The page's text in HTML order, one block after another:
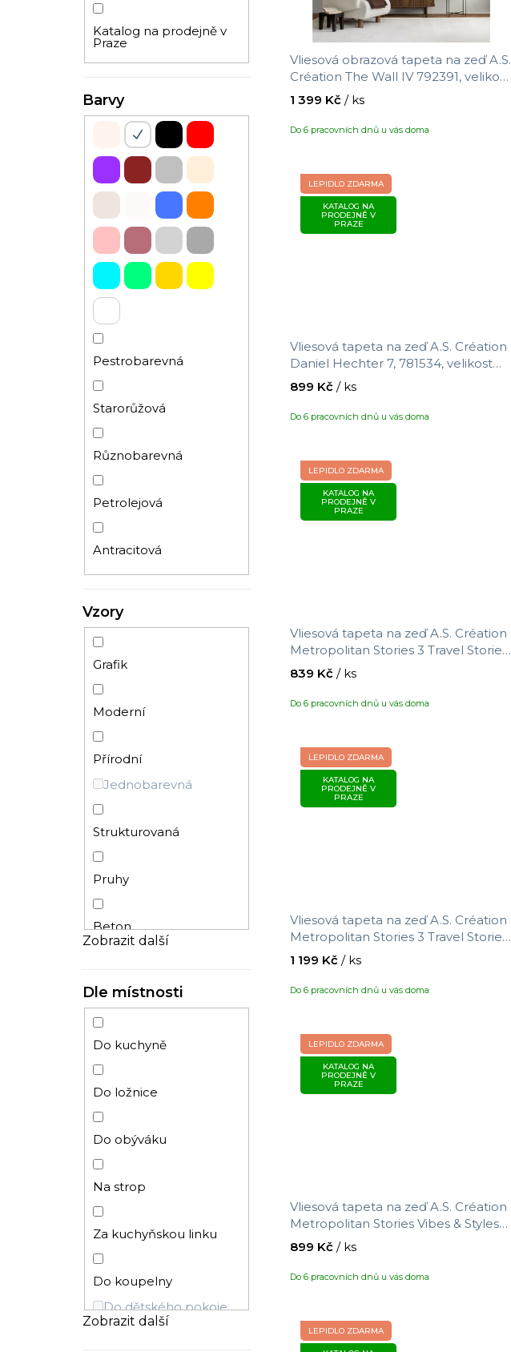
Katalog na prodejně v
Praze
Barvy
Pestrobarevná
Starorůžová
Různobarevná
Petrolejová
Antracitová
Vzory
Grafik
Moderní
Přírodní
Jednobarevná
Strukturovaná
Pruhy
Beton
3D
Dětský
Dřevo
Geometrický
Kruhy
Retro
Venkovské
Lidská postava
Zobrazit další
Dle místnosti
Do kuchyně
Do ložnice
Do obýváku
Na strop
Za kuchyňskou linku
Do koupelny
Do dětského pokoje
Zobrazit další
o
d
u
Vliesová obrazová tapeta na zeď A.S.
Création The Wall IV 792391, velikost
0,53 x 8,8 m
Do 6 pracovních dnů u vás doma
1 399 Kč / ks
LEPIDLO ZDARMA
KATALOG NA
PRODEJNĚ V
PRAZE
Vliesová tapeta na zeď A.S. Création
Daniel Hechter 7, 781534, velikost
10,05 x 0,53 m
Do 6 pracovních dnů u vás doma
899 Kč / ks
LEPIDLO ZDARMA
KATALOG NA
PRODEJNĚ V
PRAZE
Vliesová tapeta na zeď A.S. Création
Metropolitan Stories 3 Travel Stories
391055, velikost 10,05 x 0,53 m
Do 6 pracovních dnů u vás doma
839 Kč / ks
LEPIDLO ZDARMA
KATALOG NA
PRODEJNĚ V
PRAZE
Vliesová tapeta na zeď A.S. Création
Metropolitan Stories 3 Travel Stories
391782, velikost 2,8 x 1,59 m
Do 6 pracovních dnů u vás doma
1 199 Kč / ks
LEPIDLO ZDARMA
KATALOG NA
PRODEJNĚ V
PRAZE
Vliesová tapeta na zeď A.S. Création
Metropolitan Stories Vibes & Styles
790083, velikost 10,05 x 0,53 m
Do 6 pracovních dnů u vás doma
899 Kč / ks
LEPIDLO ZDARMA